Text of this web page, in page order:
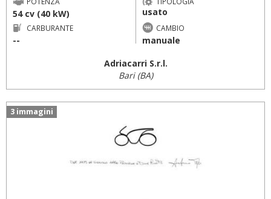
54 cv (40 kW) usato
CARBURANTE
--
CAMBIO
manuale
Adriacarri S.r.l.
Bari (BA)
3 immagini